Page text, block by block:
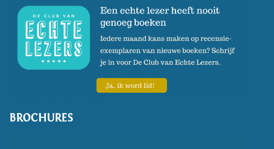
BROCHURES